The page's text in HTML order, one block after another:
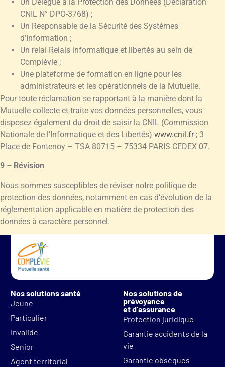
CNIL N° DPO-3768) ;
Un Responsable de la Sécurité des Systèmes
d’Information ;
Un relai Relais informatique et libertés au sein de
Complévie ;
Une plateforme de formation en ligne pour les
administrateurs et les opérationnels de la Mutuelle.
Pour toute réclamation se rapportant à la manière dont la
Mutuelle collecte et traite vos données personnelles, vous
disposez également du droit de saisir la CNIL (Commission
Nationale de l’Informatique et des Libertés) www.cnil.fr; 3
Place de Fontenoy – TSA 80715 – 75334 PARIS CEDEX 07.
9 – Révision
Nous sommes susceptibles de réviser notre politique de
protection des données, notamment en cas d’évolution de la
réglementation applicable en matière de protection des
données à caractère personnel.
Nos solutions santé
Jeune
Particulier
Invalide
Senior
Agent territorial
Nos solutions de
prévoyance
et d’assurance
Protection juridique
Garantie accidents de la
vie
Garantie obsèques